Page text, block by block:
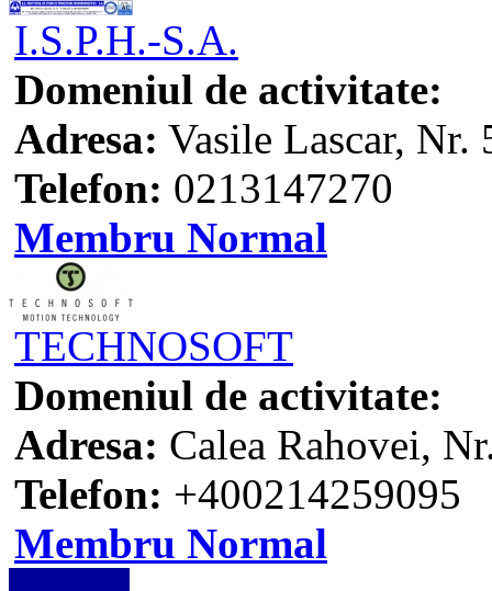
I.S.P.H.-S.A.
Domeniul de activitate:
Adresa: Vasile Lascar, Nr.
Telefon: 0213147270
Membru Normal
TECHNOSOFT
Domeniul de activitate:
Adresa: Calea Rahovei,
Telefon: +400214259095
Membru Normal